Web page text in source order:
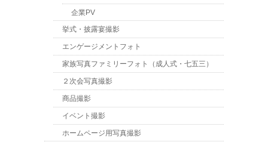
企業PV
挙式・披露宴撮影
エンゲージメントフォト
家族写真ファミリーフォト（成人式・七五三）
２次会写真撮影
商品撮影
イベント撮影
ホームページ用写真撮影